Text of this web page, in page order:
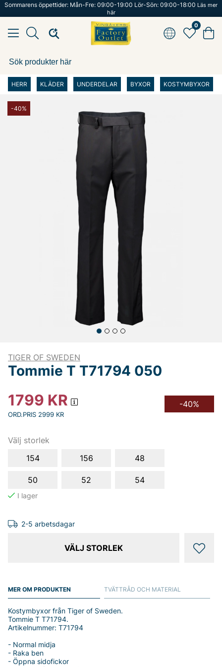
Sommarens öppettider: Mån-Fre: 09:00-19:00 Lör-Sön: 09:00-18:00 Läs mer
här
0
HERR KLÄDER UNDERDELAR BYXOR KOSTYMBYXOR
-40%
TIGER OF SWEDEN
Tommie T T71794 050
1799 KR
ORD.PRIS 2999 KR
-40%
Välj storlek
154
156 48
50 52 54
2-5 arbetsdagar
VÄLJ STORLEK
MER OM PRODUKTEN
Kostymbyxor från Tiger of Sweden.
Tommie T T71794.
Artikelnummer: T71794
- Normal midja
- Raka ben
- Öppna sidofickor
TVÄTTRÅD OCH MATERIAL